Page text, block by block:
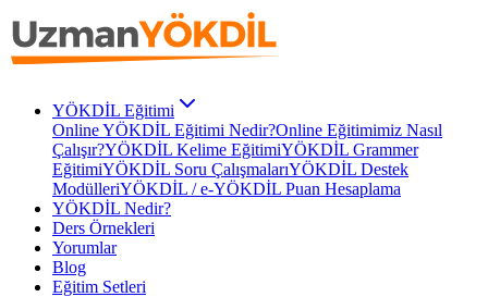
YÖKDİL Eğitimi
Online YÖKDİL Eğitimi Nedir?Online Eğitimimiz Nasıl
Çalışır?YÖKDİL Kelime EğitimiYÖKDİL Grammer
EğitimiYÖKDİL Soru ÇalışmalarıYÖKDİL Destek
ModülleriYÖKDİL / e-YÖKDİL Puan Hesaplama
YÖKDİL Nedir?
Ders Örnekleri
Yorumlar
Blog
Eğitim Setleri